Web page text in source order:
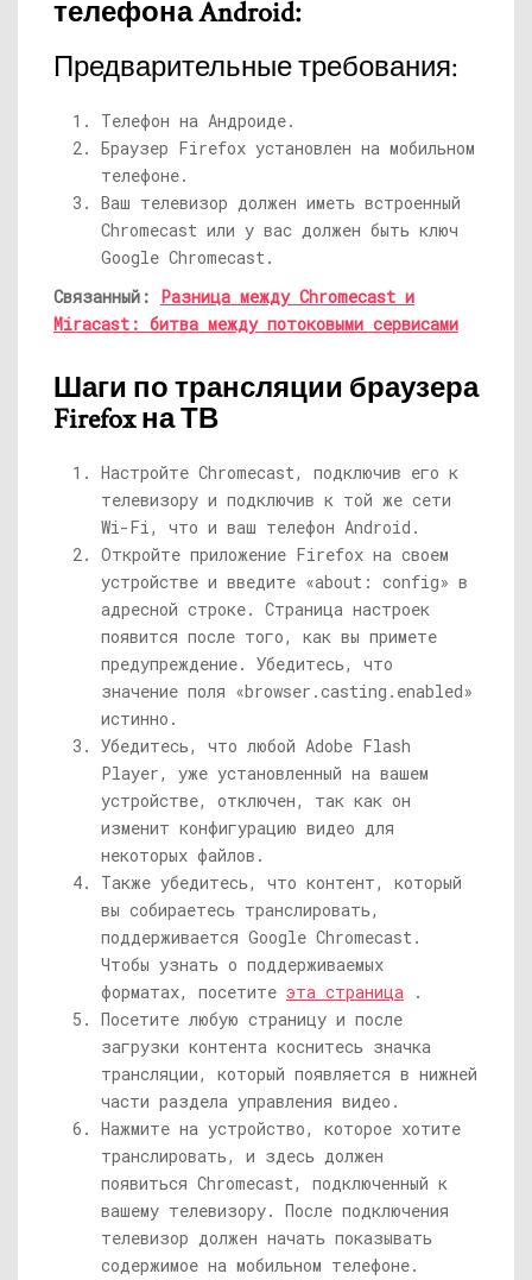
телефона Android:
Предварительные требования:
Телефон на Андроиде.
Браузер Firefox установлен на мобильном
телефоне.
Ваш телевизор должен иметь встроенный
Chromecast или у вас должен быть ключ
Google Chromecast.
Связанный: Разница между Chromecast и
Miracast: битва между потоковыми сервисами
Шаги по трансляции браузера
Firefox на ТВ
Настройте Chromecast, подключив его к
телевизору и подключив к той же сети
Wi-Fi, что и ваш телефон Android.
Откройте приложение Firefox на своем
устройстве и введите «about: config» в
адресной строке. Страница настроек
появится после того, как вы примете
предупреждение. Убедитесь, что
значение поля «browser.casting.enabled»
истинно.
Убедитесь, что любой Adobe Flash
Player, уже установленный на вашем
устройстве, отключен, так как он
изменит конфигурацию видео для
некоторых файлов.
Также убедитесь, что контент, который
вы собираетесь транслировать,
поддерживается Google Chromecast.
Чтобы узнать о поддерживаемых
форматах, посетите эта страница .
Посетите любую страницу и после
загрузки контента коснитесь значка
трансляции, который появляется в нижней
части раздела управления видео.
Нажмите на устройство, которое хотите
транслировать, и здесь должен
появиться Chromecast, подключенный к
вашему телевизору. После подключения
телевизор должен начать показывать
содержимое на мобильном телефоне.